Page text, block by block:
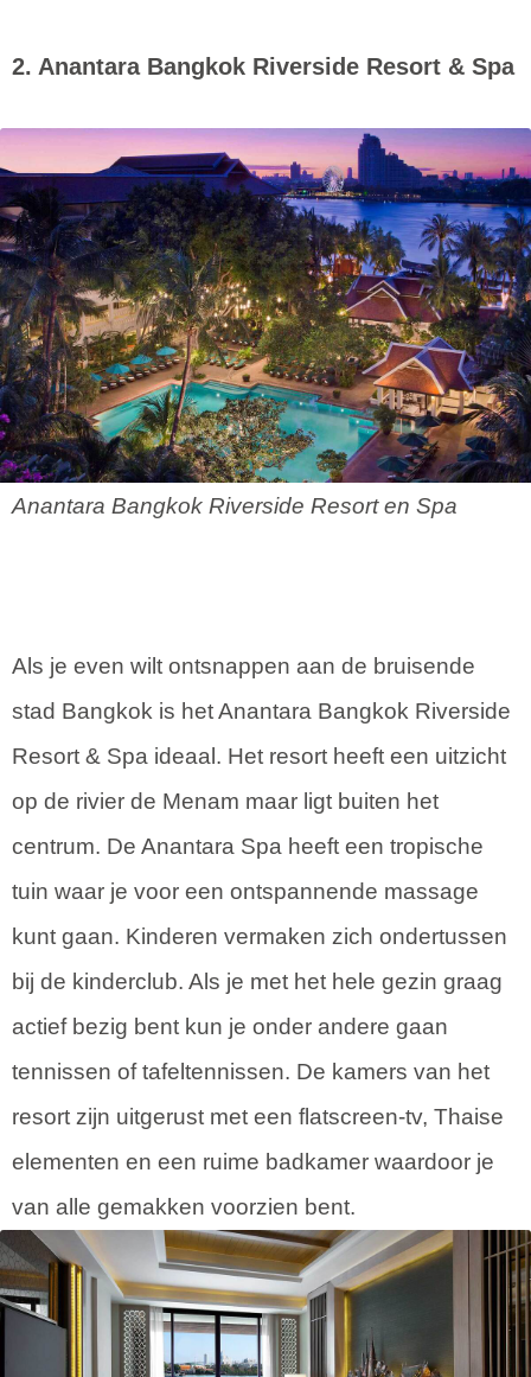
2. Anantara Bangkok Riverside Resort & Spa
Anantara Bangkok Riverside Resort en Spa
Als je even wilt ontsnappen aan de bruisende
stad Bangkok is het Anantara Bangkok Riverside
Resort & Spa ideaal. Het resort heeft een uitzicht
op de rivier de Menam maar ligt buiten het
centrum. De Anantara Spa heeft een tropische
tuin waar je voor een ontspannende massage
kunt gaan. Kinderen vermaken zich ondertussen
bij de kinderclub. Als je met het hele gezin graag
actief bezig bent kun je onder andere gaan
tennissen of tafeltennissen. De kamers van het
resort zijn uitgerust met een flatscreen-tv, Thaise
elementen en een ruime badkamer waardoor je
van alle gemakken voorzien bent.